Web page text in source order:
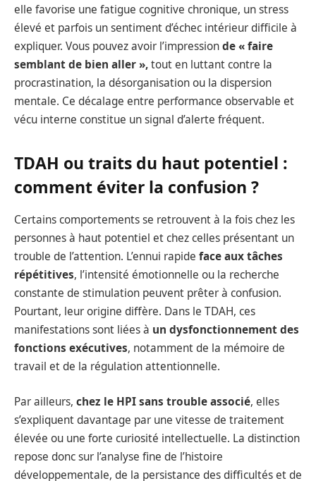
elle favorise une fatigue cognitive chronique, un stress
élevé et parfois un sentiment d’échec intérieur difficile à
expliquer. Vous pouvez avoir l’impressionde « faire
semblant de bien aller »,tout en luttant contre la
procrastination, la désorganisation ou la dispersion
mentale. Ce décalage entre performance observable et
vécu interne constitue un signal d’alerte fréquent.
TDAH ou traits du haut potentiel :
comment éviter la confusion ?
Certains comportements se retrouvent à la fois chez les
personnes à haut potentiel et chez celles présentant un
trouble de l’attention. L’ennui rapide face aux tâches
répétitives, l’intensité émotionnelle ou la recherche
constante de stimulation peuvent prêter à confusion.
Pourtant, leur origine diffère. Dans le TDAH, ces
manifestations sont liées à un dysfonctionnement des
fonctions exécutives, notamment de la mémoire de
travail et de la régulation attentionnelle.
Par ailleurs, chez le HPI sans trouble associé, elles
s’expliquent davantage par une vitesse de traitement
élevée ou une forte curiosité intellectuelle. La distinction
repose donc sur l’analyse fine de l’histoire
développementale, de la persistance des difficultés et de